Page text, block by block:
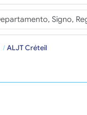
ALJT Créteil